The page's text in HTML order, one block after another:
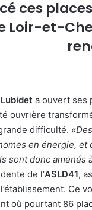
ces
Loir-et-
Lubidet a ouvert ses
ouvrière
difficulté.
en énergie, et
sont donc amenés
de l’ASLD41,
Ce
où pourtant 86